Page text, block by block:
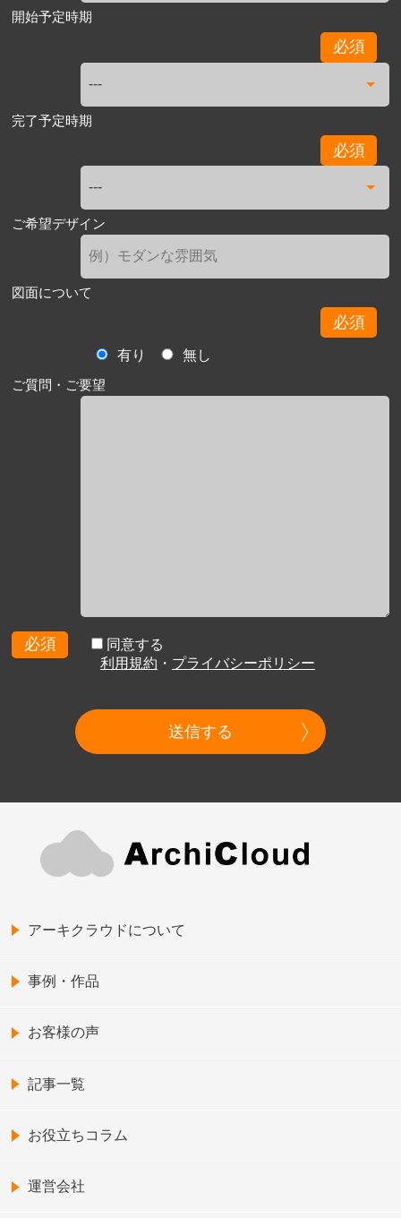
開始予定時期
必須
完了予定時期
必須
ご希望デザイン
図面について
必須
有り
無し
ご質問・ご要望
必須
同意する
利用規約 ・ プライバシーポリシー
送信する
アーキクラウドについて
事例・作品
お客様の声
記事一覧
お役立ちコラム
運営会社